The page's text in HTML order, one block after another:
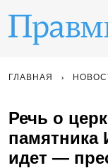
ГЛАВНАЯ
Речь о
памятника
идет —